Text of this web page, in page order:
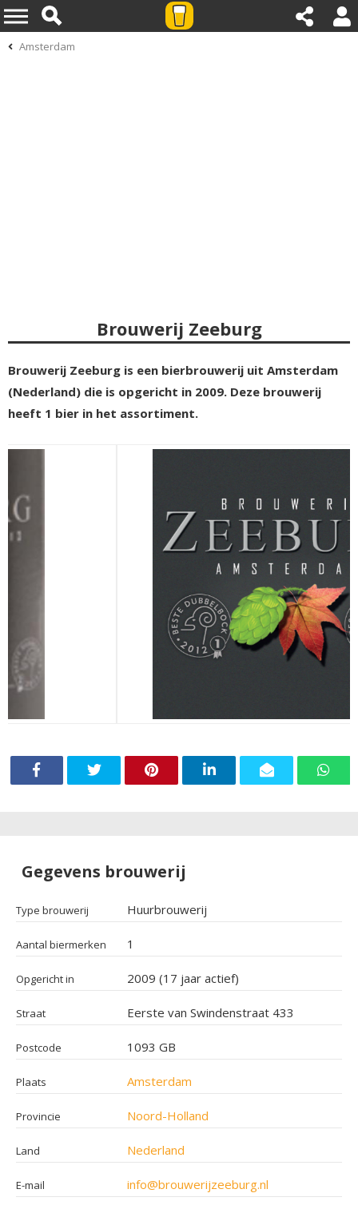
Amsterdam
Brouwerij Zeeburg
Brouwerij Zeeburg is een bierbrouwerij uit Amsterdam
(Nederland) die is opgericht in 2009. Deze brouwerij
heeft 1 bier in het assortiment.
Gegevens brouwerij
Type brouwerij Huurbrouwerij
Aantal biermerken 1
Opgericht in 2009 (17 jaar actief)
Straat Eerste van Swindenstraat 433
Postcode 1093 GB
Plaats Amsterdam
Provincie Noord-Holland
Land Nederland
E-mail info@brouwerijzeeburg.nl